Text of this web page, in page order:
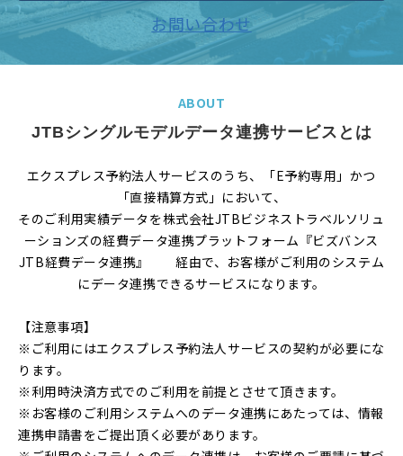
お問い合わせ
ABOUT
JTBシングルモデルデータ連携サービスとは
エクスプレス予約法人サービスのうち、「E予約専用」かつ
「直接精算方式」において、
そのご利用実績データを株式会社JTBビジネストラベルソリュ
ーションズの経費データ連携プラットフォーム『ビズバンス
JTB経費データ連携』 経由で、お客様がご利用のシステム
にデータ連携できるサービスになります。
【注意事項】
※ご利用にはエクスプレス予約法人サービスの契約が必要にな
ります。
※利用時決済方式でのご利用を前提とさせて頂きます。
※お客様のご利用システムへのデータ連携にあたっては、情報
連携申請書をご提出頂く必要があります。